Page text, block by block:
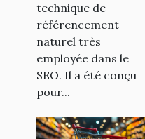
technique de
référencement
naturel très
employée dans le
SEO. Il a été conçu
pour...